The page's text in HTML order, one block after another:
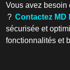
Vous avez besoin
? Contactez MD
sécurisée et
fonctionnalités et